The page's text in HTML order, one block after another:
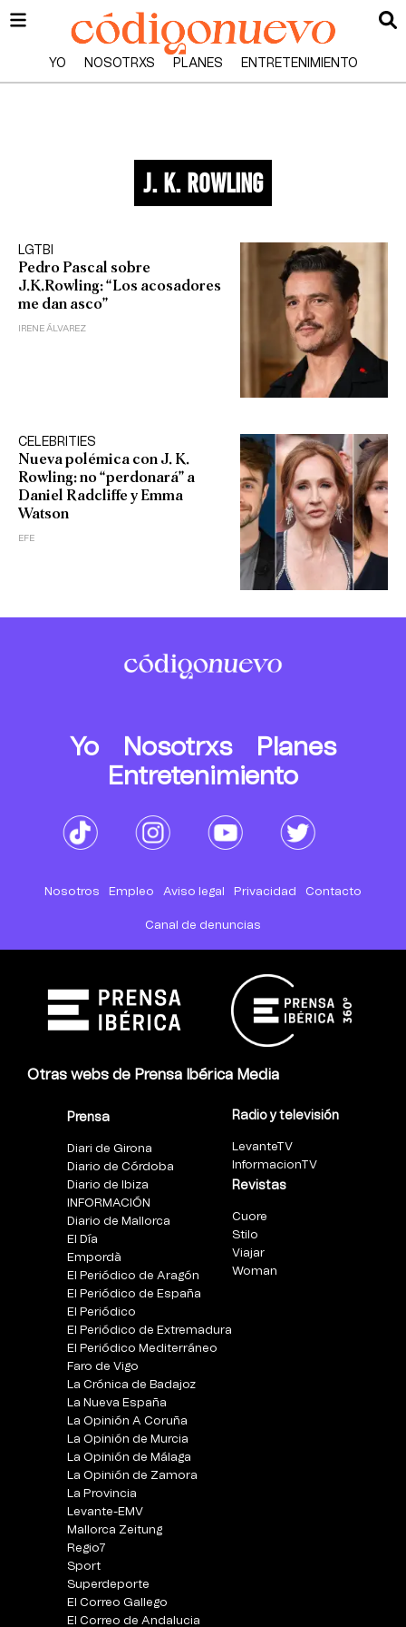
YO NOSOTRXS PLANES ENTRETENIMIENTO
J. K. Rowling
LGTBI
Pedro Pascal sobre
J.K.Rowling: “Los acosadores
me dan asco”
IRENE ÁLVAREZ
CELEBRITIES
Nueva polémica con J. K.
Rowling: no “perdonará” a
Daniel Radcliffe y Emma
Watson
EFE
Yo Nosotrxs
Planes
Entretenimiento
Nosotros Empleo Aviso legal Privacidad Contacto
Canal de denuncias
Otras webs de Prensa Ibérica Media
Prensa
Diari de Girona
Diario de Córdoba
Diario de Ibiza
INFORMACIÓN
Diario de Mallorca
El Día
Empordà
El Periódico de Aragón
El Periódico de España
El Periódico
El Periódico de Extremadura
El Periódico Mediterráneo
Faro de Vigo
La Crónica de Badajoz
La Nueva España
La Opinión A Coruña
La Opinión de Murcia
La Opinión de Málaga
La Opinión de Zamora
La Provincia
Levante-EMV
Mallorca Zeitung
Regio7
Sport
Superdeporte
El Correo Gallego
El Correo de Andalucia
Radio y televisión
LevanteTV
InformacionTV
Revistas
Cuore
Stilo
Viajar
Woman